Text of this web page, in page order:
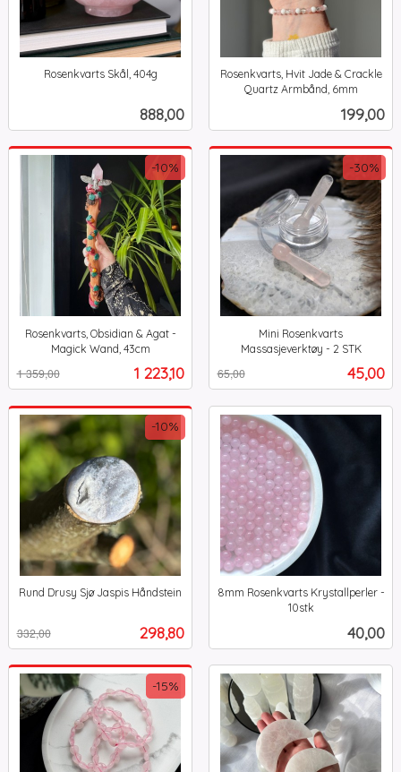
Rosenkvarts Skål, 404g
Pris
888,00
Rosenkvarts, Hvit Jade & Crackle
Quartz Armbånd, 6mm
Pris
199,00
Rosenkvarts, Obsidian & Agat -
Magick Wand, 43cm
Tilbud
1 223,10
1 359,00
-10%
mva.
Mini Rosenkvarts
Massasjeverktøy - 2 STK
Tilbud
45,00
65,00
-30%
mva.
Rund Drusy Sjø Jaspis Håndstein
Tilbud
298,80
332,00
-10%
8mm Rosenkvarts Krystallperler -
10stk
Pris
40,00
-15%